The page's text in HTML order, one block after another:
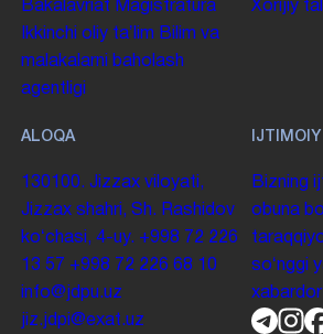
Bakalavriat Magistratura
Ikkinchi oliy taʼlim Bilim va
malakalarni baholash
agentligi
Xorijiy
ALOQA
130100. Jizzax viloyati,
Jizzax shahri, Sh. Rashidov
koʻchasi, 4-uy. +998 72 226
13 57 +998 72 226 68 10
info@jdpu.uz
jiz.jdpi@exat.uz
Bizning
obuna
soʻnggi
xabardor